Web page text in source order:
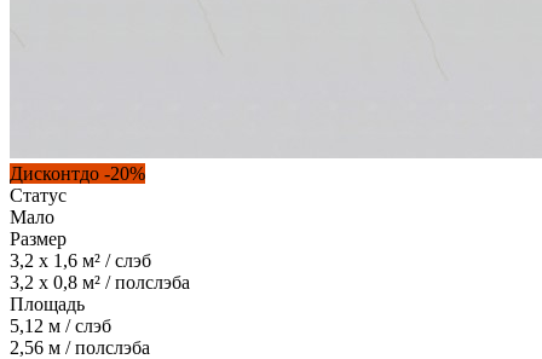
Дисконтдо -20%
Статус
Мало
Размер
3,2 x 1,6 м² / слэб
3,2 x 0,8 м² / полслэба
Площадь
5,12 м / слэб
2,56 м / полслэба